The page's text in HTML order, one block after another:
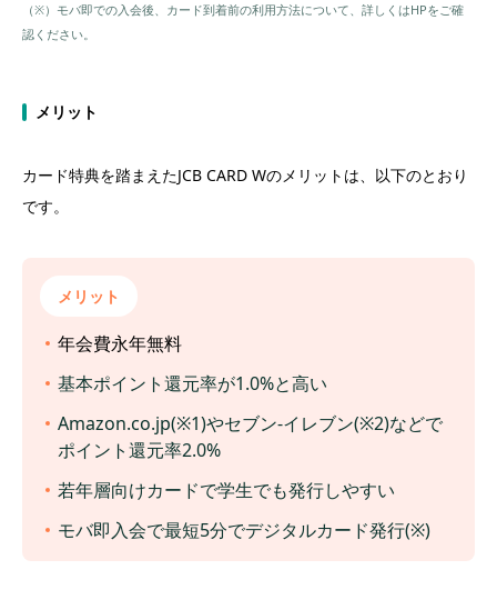
（※）モバ即での入会後、カード到着前の利用方法について、詳しくはHPをご確
認ください。
メリット
カード特典を踏まえたJCB CARD Wのメリットは、以下のとおり
です。
メリット
年会費永年無料
基本ポイント還元率が1.0%と高い
Amazon.co.jp(※1)やセブン‐イレブン(※2)などで
ポイント還元率2.0%
若年層向けカードで学生でも発行しやすい
モバ即入会で最短5分でデジタルカード発行(※)